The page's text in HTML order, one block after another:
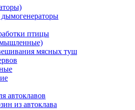
птицы
мясных туш
автоклавов
из автоклава